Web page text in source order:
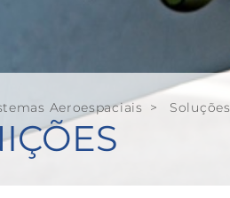
Aeroespaciais >